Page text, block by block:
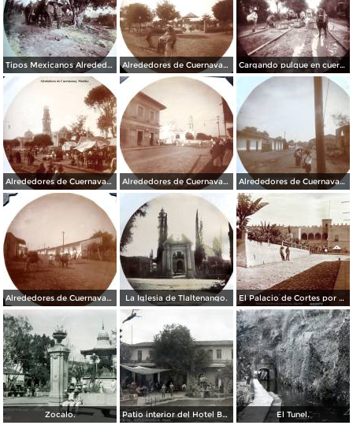
Tipos Mexicanos Alrededores de Cuernavaca Morelos.. Alrededores de Cuernavaca Morelos. Cargando pulque en cueros de puerco Alrededores de Cuernavaca Morelos.
Alrededores de Cuernavaca Morelos. Alrededores de Cuernavaca Morelos. Alrededores de Cuernavaca Morelos.
Alrededores de Cuernavaca Morelos. La Iglesia de Tlaltenango. El Palacio de Cortes por el Fotógrafo Windfield Scott.
Zocalo. Patio interior del Hotel Banos y Lido, El Tunel.